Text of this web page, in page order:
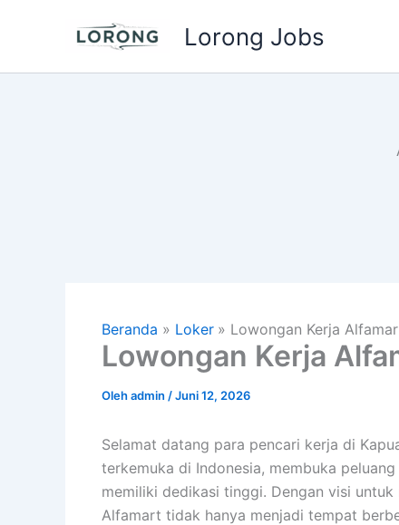
Lorong Jobs
Beranda Loker Lowongan Kerja
Lowongan Kerja
Olehadmin /Juni 12, 2026
Selamat datang para pencari kerja di
terkemuka di Indonesia, membuka
memiliki dedikasi tinggi. Dengan visi
Alfamart tidak hanya menjadi tempat